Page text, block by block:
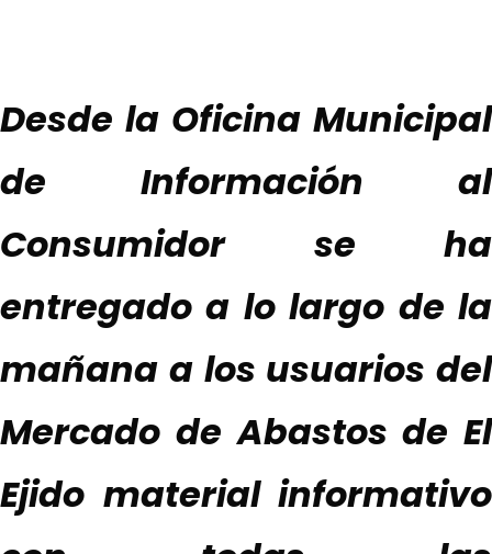
Desde la Oficina Municipal
de Información al
Consumidor se ha
entregado a lo largo de la
mañana a los usuarios del
Mercado de Abastos de El
Ejido material informativo